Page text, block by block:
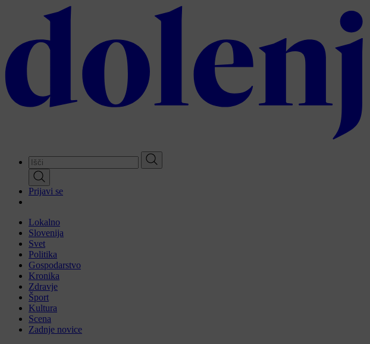
content
Prijavi se
Lokalno
Slovenija
Svet
Politika
Gospodarstvo
Kronika
Zdravje
Šport
Kultura
Scena
Zadnje novice